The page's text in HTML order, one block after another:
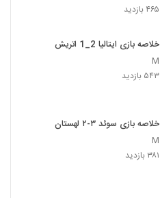
۴۶۵ بازدید
خلاصه بازی ایتالیا 2_1 اتريش
M
۵۴۳ بازدید
خلاصه بازی سوئد ۳-۲ لهستان
M
۳۸۱ بازدید